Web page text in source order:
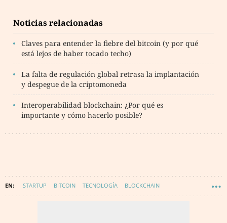
Noticias relacionadas
Claves para entender la fiebre del bitcoin (y por qué
está lejos de haber tocado techo)
La falta de regulación global retrasa la implantación
y despegue de la criptomoneda
Interoperabilidad blockchain: ¿Por qué es
importante y cómo hacerlo posible?
STARTUP BITCOIN TECNOLOGÍA BLOCKCHAIN